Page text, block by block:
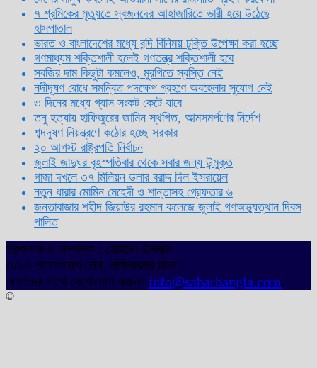
৭ শ্রমিকের মৃত্যুতে স্বজনদের আহাজারিতে ভারী হয়ে উঠেছে
হাসপাতাল
ভারত ও বাংলাদেশের মধ্যে বন্দি বিনিময় চুক্তি উপেক্ষা করা হচ্ছে
গণমাধ্যম শক্তিশালী হলেই গণতন্ত্র শক্তিশালী হবে
সবজির দাম কিছুটা কমলেও, মুরগিতে স্বস্তি নেই
নদীদূষণ রোধে সমন্বিত পদক্ষেপ গ্রহণে অবহেলার সুযোগ নেই
৩ দিনের মধ্যে গ্যাস সংকট কেটে যাবে
তনু হত্যায় হাফিজুরের জামিন স্থগিত, আত্মসমর্পণের নির্দেশ
শব্দদূষণ নিয়ন্ত্রণে কঠোর হচ্ছে সরকার
২০ আগস্ট রাষ্ট্রপতি নির্বাচন
জুলাই জাদুঘর বৃহস্পতিবার থেকে সবার জন্য উন্মুক্ত
গাজা দখলে ৩৭ মিলিয়ন ডলার বরাদ্দ দিল ইসরায়েল
নতুন ধারার মোমিন মেহেদী ও শান্তাসহ গ্রেফতার ৬
জনতাবাজার শহীদ জিয়াউর রহমান কলেজে জুলাই গণঅভ্যুত্থান দিবস
পালিত
প্রকাশক ও সম্পাদক : সোহানা ইসলাম
৩/১৩ প্রতাপদাশ লেন, লক্ষিবাজার ঢাকা।
আমাদের সাথে যোগাযোগ করুন: info@sabarbangla.com
©